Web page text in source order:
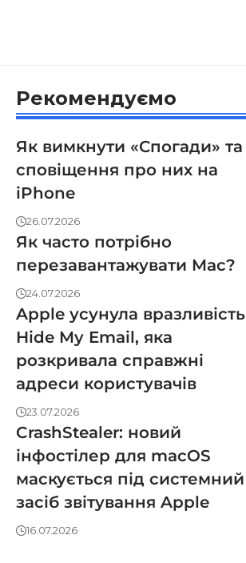
Рекомендуємо
Як вимкнути «Спогади» та
сповіщення про них на
iPhone
26.07.2026
Як часто потрібно
перезавантажувати Mac?
24.07.2026
Apple усунула вразливість
Hide My Email, яка
розкривала справжні
адреси користувачів
23.07.2026
CrashStealer: новий
інфостілер для macOS
маскується під системний
засіб звітування Apple
16.07.2026